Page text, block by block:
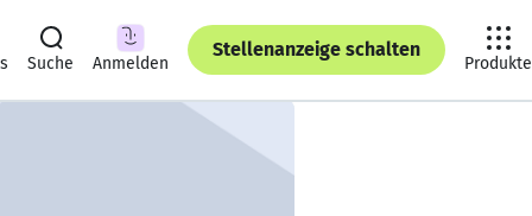
Suche Anmelden
Stellenanzeige schalten
Produkte